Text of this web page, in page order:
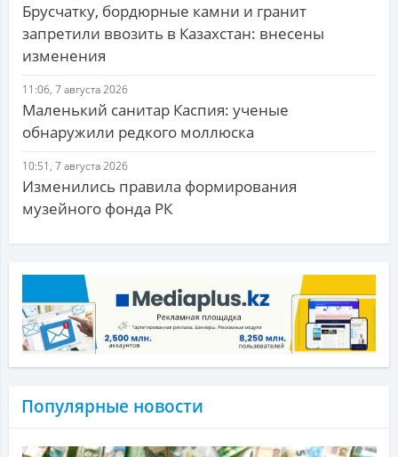
Брусчатку, бордюрные камни и гранит
запретили ввозить в Казахстан: внесены
изменения
11:06, 7 августа 2026
Маленький санитар Каспия: ученые
обнаружили редкого моллюска
10:51, 7 августа 2026
Изменились правила формирования
музейного фонда РК
Популярные новости